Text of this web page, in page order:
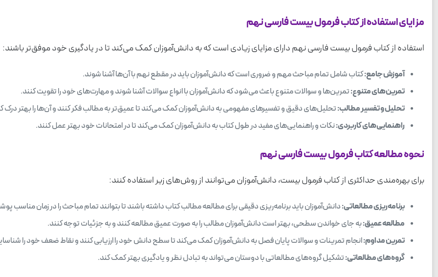
مزایای استفاده از کتاب فرمول بیست فارسی نهم
استفاده از کتاب فرمول بیست فارسی نهم دارای مزایای زیادی است که به دانش‌آموزان کمک می‌کند تا در یادگیری خود موفق‌تر باشند:
آموزش جامع:کتاب شامل تمام مباحث مهم و ضروری است که دانش‌آموزان باید در مقطع نهم با آن‌ها آشنا شوند.
تمرین‌های متنوع:تمرین‌ها و سوالات متنوع باعث می‌شود که دانش‌آموزان با انواع سوالات آشنا شوند و مهارت‌های خود را تقویت کنند.
تحلیل و تفسیر مطالب:تحلیل‌های دقیق و تفسیرهای مفهومی به دانش‌آموزان کمک می‌کند تا عمیق‌تر به مطالب فکر کنند و آن‌ها را بهتر درک
راهنمایی‌های کاربردی:نکات و راهنمایی‌های مفید در طول کتاب به دانش‌آموزان کمک می‌کند تا در امتحانات خود بهتر عمل کنند.
نحوه مطالعه کتاب فرمول بیست فارسی نهم
برای بهره‌مندی حداکثری از کتاب فرمول بیست، دانش‌آموزان می‌توانند از روش‌های زیر استفاده کنند:
برنامه‌ریزی مطالعاتی:دانش‌آموزان باید برنامه‌ریزی دقیقی برای مطالعه مطالب کتاب داشته باشند تا بتوانند تمام مباحث را در زمان مناسب
مطالعه عمیق:به جای خواندن سطحی، بهتر است دانش‌آموزان مطالب را به صورت عمیق مطالعه کنند و به جزئیات توجه کنند.
تمرین مداوم:انجام تمرینات و سوالات پایان فصل به دانش‌آموزان کمک می‌کند تا سطح دانش خود را ارزیابی کنند و نقاط ضعف خود را
گروه‌های مطالعاتی:تشکیل گروه‌های مطالعاتی با دوستان می‌تواند به تبادل نظر و یادگیری بهتر کمک کند.